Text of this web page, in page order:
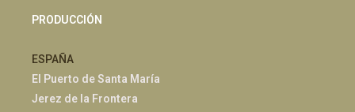
PRODUCCIÓN
ESPAÑA
El Puerto de Santa María
Jerez de la Frontera